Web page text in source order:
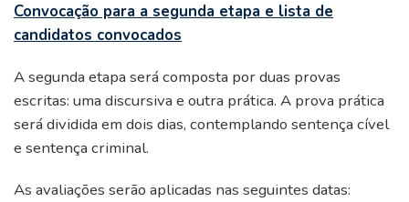
Convocação para a segunda etapa e lista de
candidatos convocados
A segunda etapa será composta por duas provas
escritas: uma discursiva e outra prática. A prova prática
será dividida em dois dias, contemplando sentença cível
e sentença criminal.
As avaliações serão aplicadas nas seguintes datas: